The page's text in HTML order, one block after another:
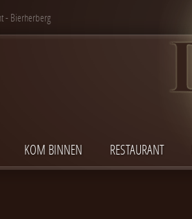
- Bierherberg
KOM BINNEN RESTAURANT